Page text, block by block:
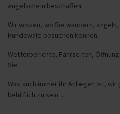
Angelschein beschaffen.
Wir wissen, wo Sie wandern,
Hundewald besuchen können.
Wetterberichte, Fahrzeiten,
Sie.
Was auch immer ihr Anliegen ist,
behilflich zu sein...